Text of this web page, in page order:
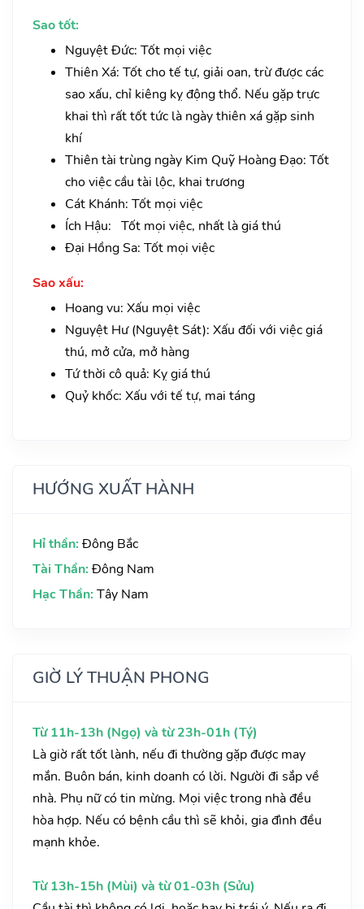
Sao tốt:
Nguyệt Đức: Tốt mọi việc
Thiên Xá: Tốt cho tế tự, giải oan, trừ được các
sao xấu, chỉ kiêng kỵ động thổ. Nếu gặp trực
khai thì rất tốt tức là ngày thiên xá gặp sinh
khí
Thiên tài trùng ngày Kim Quỹ Hoàng Đạo: Tốt
cho việc cầu tài lộc, khai trương
Cát Khánh: Tốt mọi việc
Ích Hậu: Tốt mọi việc, nhất là giá thú
Đại Hồng Sa: Tốt mọi việc
Sao xấu:
Hoang vu: Xấu mọi việc
Nguyệt Hư (Nguyệt Sát): Xấu đối với việc giá
thú, mở cửa, mở hàng
Tứ thời cô quả: Kỵ giá thú
Quỷ khốc: Xấu với tế tự, mai táng
HƯỚNG XUẤT HÀNH
Hỉ thần: Đông Bắc
Tài Thần: Đông Nam
Hạc Thần: Tây Nam
GIỜ LÝ THUẬN PHONG
Từ 11h-13h (Ngọ) và từ 23h-01h (Tý)
Là giờ rất tốt lành, nếu đi thường gặp được may
mắn. Buôn bán, kinh doanh có lời. Người đi sắp về
nhà. Phụ nữ có tin mừng. Mọi việc trong nhà đều
hòa hợp. Nếu có bệnh cầu thì sẽ khỏi, gia đình đều
mạnh khỏe.
Từ 13h-15h (Mùi) và từ 01-03h (Sửu)